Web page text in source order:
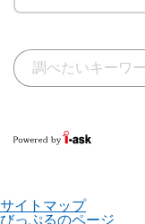
サイトマップ
びっぷるのページ